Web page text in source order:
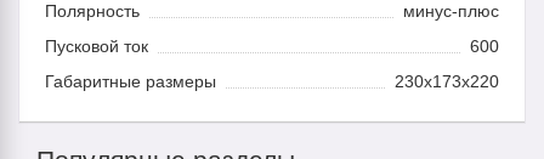
Полярность
минус-плюс
Пусковой ток
600
Габаритные размеры
230x173x220